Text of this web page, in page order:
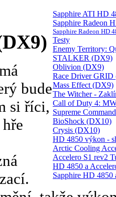
Sapphire ATI HD
Sapphire Radeon
Sapphire Radeon HD
Testy
Enemy Territory:
STALKER (DX9)
Oblivion (DX9)
Race Driver
Mass Effect (DX9)
The Witcher -
Call of Duty 4:
Supreme
BioShock (DX10)
Crysis (DX10)
HD 4850 výkon -
Arctic Cooling
Accelero S1 rev2
HD 4850 a
Sapphire HD 4850
bude
si říci,